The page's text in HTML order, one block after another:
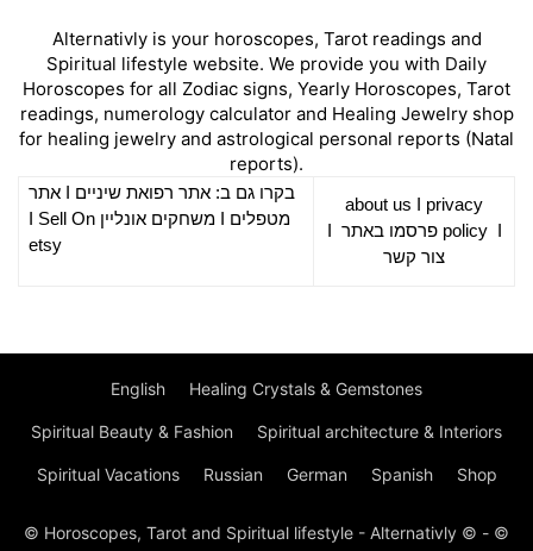
Alternativly is your horoscopes, Tarot readings and
Spiritual lifestyle website. We provide you with Daily
Horoscopes for all Zodiac signs, Yearly Horoscopes, Tarot
readings, numerology calculator and Healing Jewelry shop
for healing jewelry and astrological personal reports (Natal
reports).
about us
privacy
policyI פרסמו באתר
צור קשר
בקרו גם ב: אתר רפואת שיניים
אתר
מטפלים
משחקים אונליין Sell On
etsy
English Healing Crystals & Gemstones
Spiritual Beauty & Fashion Spiritual architecture & Interiors
Spiritual Vacations Russian German Spanish Shop
© Horoscopes, Tarot and Spiritual lifestyle - Alternativly © - ©